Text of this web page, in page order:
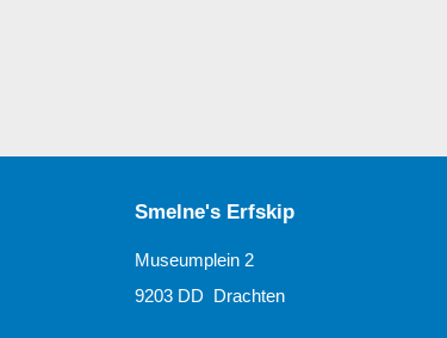
Smelne's Erfskip
Museumplein 2
9203 DD Drachten